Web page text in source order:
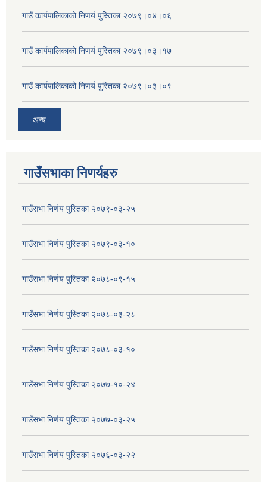
गाउँ कार्यपालिकाको निणर्य पुस्तिका २०७९।०४।०६
गाउँ कार्यपालिकाको निणर्य पुस्तिका २०७९।०३।१७
गाउँ कार्यपालिकाको निणर्य पुस्तिका २०७९।०३।०९
अन्य
गाउँसभाका निणर्यहरु
गाउँसभा निर्णय पुस्तिका २०७९-०३-२५
गाउँसभा निर्णय पुस्तिका २०७९-०३-१०
गाउँसभा निर्णय पुस्तिका २०७८-०९-१५
गाउँसभा निर्णय पुस्तिका २०७८-०३-२८
गाउँसभा निर्णय पुस्तिका २०७८-०३-१०
गाउँसभा निर्णय पुस्तिका २०७७-१०-२४
गाउँसभा निर्णय पुस्तिका २०७७-०३-२५
गाउँसभा निर्णय पुस्तिका २०७६-०३-२२